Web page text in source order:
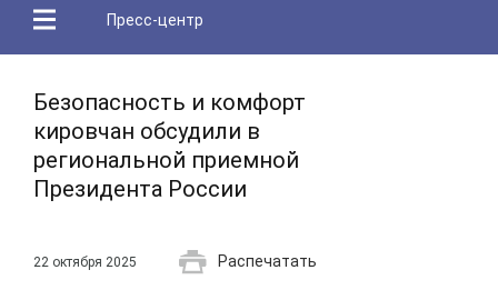
Пресс-центр
Безопасность и комфорт
кировчан обсудили в
региональной приемной
Президента России
22 октября 2025 Распечатать